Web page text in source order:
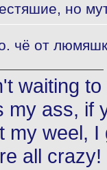
но
чё от
waiting
my ass, if
my weel,
all